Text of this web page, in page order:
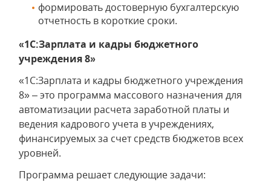
формировать достоверную бухгалтерскую
отчетность в короткие сроки.
«1С:Зарплата и кадры бюджетного
учреждения 8»
«1С:Зарплата и кадры бюджетного учреждения
8» – это программа массового назначения для
автоматизации расчета заработной платы и
ведения кадрового учета в учреждениях,
финансируемых за счет средств бюджетов всех
уровней.
Программа решает следующие задачи: